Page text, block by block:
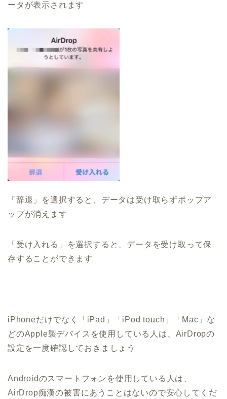
ータが表示されます
「辞退」を選択すると、データは受け取らずポップア
ップが消えます
「受け入れる」を選択すると、データを受け取って保
存することができます
iPhoneだけでなく「iPad」「iPod touch」「Mac」な
どのApple製デバイスを使用している人は、AirDropの
設定を一度確認しておきましょう
Androidのスマートフォンを使用している人は、
AirDrop痴漢の被害にあうことはないので安心してくだ